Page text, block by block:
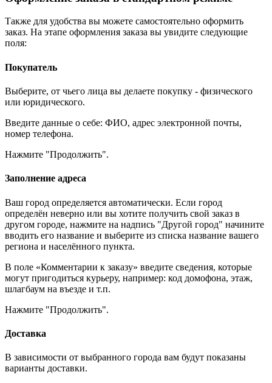
Также для удобства вы можете самостоятельно оформить
заказ. На этапе оформления заказа вы увидите следующие
поля:
Покупатель
Выберите, от чьего лица вы делаете покупку - физического
или юридического.
Введите данные о себе: ФИО, адрес электронной почты,
номер телефона.
Нажмите "Продолжить".
Заполнение адреса
Ваш город определяется автоматически. Если город
определён неверно или вы хотите получить свой заказ в
другом городе, нажмите на надпись "Другой город" начините
вводить его название и выберите из списка название вашего
региона и населённого пункта.
В поле «Комментарии к заказу» введите сведения, которые
могут пригодиться курьеру, например: код домофона, этаж,
шлагбаум на въезде и т.п.
Нажмите "Продолжить".
Доставка
В зависимости от выбранного города вам будут показаны
варианты доставки.